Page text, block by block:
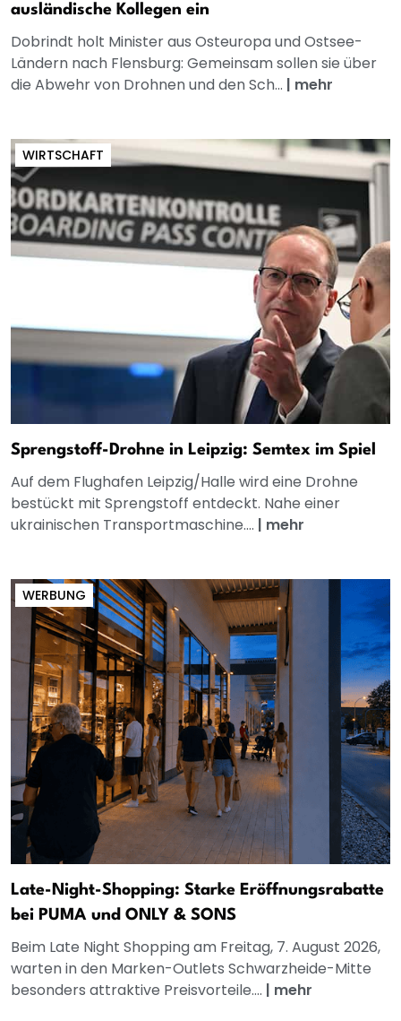
ausländische Kollegen ein
Dobrindt holt Minister aus Osteuropa und Ostsee-
Ländern nach Flensburg: Gemeinsam sollen sie über
die Abwehr von Drohnen und den Sch... | mehr
WIRTSCHAFT
Sprengstoff-Drohne in Leipzig: Semtex im Spiel
Auf dem Flughafen Leipzig/Halle wird eine Drohne
bestückt mit Sprengstoff entdeckt. Nahe einer
ukrainischen Transportmaschine.... | mehr
WERBUNG
Late-Night-Shopping: Starke Eröffnungsrabatte
bei PUMA und ONLY & SONS
Beim Late Night Shopping am Freitag, 7. August 2026,
warten in den Marken-Outlets Schwarzheide-Mitte
besonders attraktive Preisvorteile.... | mehr